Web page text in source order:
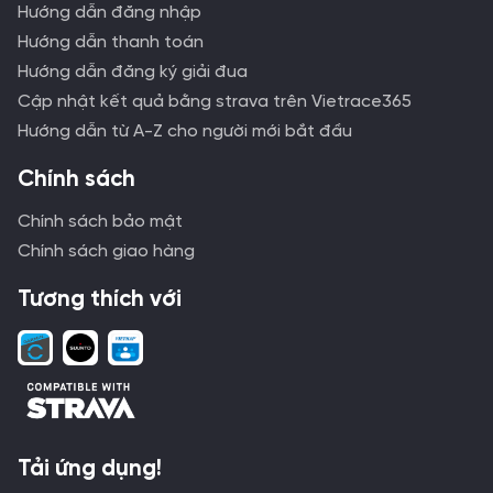
Hướng dẫn đăng nhập
Hướng dẫn thanh toán
Hướng dẫn đăng ký giải đua
Cập nhật kết quả bằng strava trên Vietrace365
Hướng dẫn từ A-Z cho người mới bắt đầu
Chính sách
Chính sách bảo mật
Chính sách giao hàng
Tương thích với
Tải ứng dụng!